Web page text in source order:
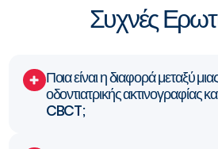
Συχνές
Ποια είναι η διαφορά μεταξύ
οδοντιατρικής ακτινογραφίας
CBCT;